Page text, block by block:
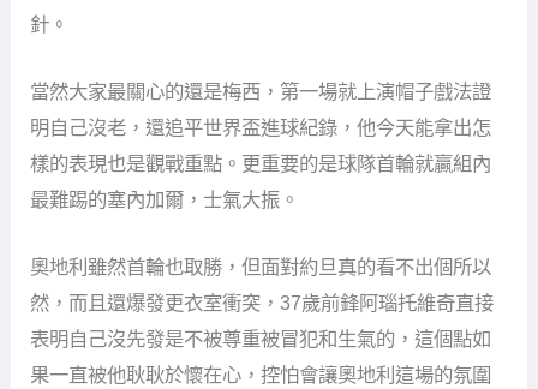
針。
當然大家最關心的還是梅西，第一場就上演帽子戲法證
明自己沒老，還追平世界盃進球紀錄，他今天能拿出怎
樣的表現也是觀戰重點。更重要的是球隊首輪就贏組內
最難踢的塞內加爾，士氣大振。
奧地利雖然首輪也取勝，但面對約旦真的看不出個所以
然，而且還爆發更衣室衝突，37歲前鋒阿瑙托維奇直接
表明自己沒先發是不被尊重被冒犯和生氣的，這個點如
果一直被他耿耿於懷在心，控怕會讓奧地利這場的氛圍